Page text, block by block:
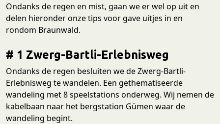
Ondanks de regen en mist, gaan we er wel op uit en
delen hieronder onze tips voor gave uitjes in en
rondom Braunwald.
# 1 Zwerg-Bartli-Erlebnisweg
Ondanks de regen besluiten we de Zwerg-Bartli-
Erlebnisweg te wandelen. Een gethematiseerde
wandeling met 8 speelstations onderweg. Wij nemen de
kabelbaan naar het bergstation Gümen waar de
wandeling begint.